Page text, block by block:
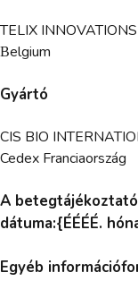
TELIX
Βelgium
Gyártó
CIS BIO
Cedex Franciaország
A
dátuma:{ÉÉÉÉ.
Egyéb